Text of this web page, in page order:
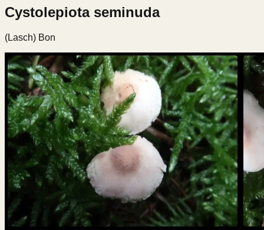
Cystolepiota seminuda
(Lasch) Bon